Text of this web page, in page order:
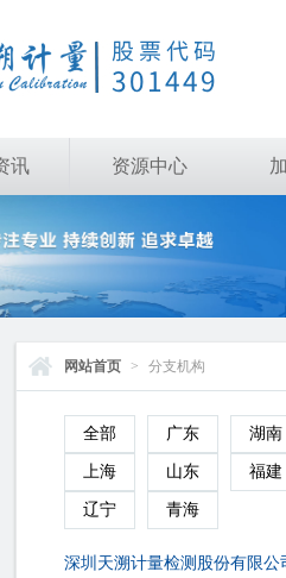
讯 资源中心
网站首页 > 分支机构
全部 广东 湖南
上海 山东 福建
辽宁 青海
深圳天溯计量检测股份有限公